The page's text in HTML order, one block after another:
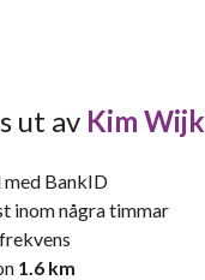
ut av Kim Wijk
BankID
inom några timmar
1.6 km